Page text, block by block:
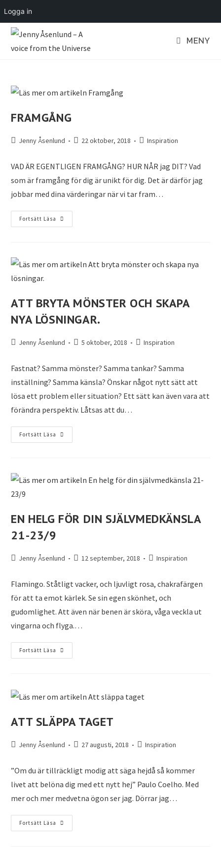
Logga in
MENY
FRAMGÅNG
Jenny Åsenlund 22 oktober, 2018 Inspiration
VAD ÄR EGENTLIGEN FRAMGÅNG? HUR NÅR jag DIT? Vad
som är framgång för dig är unikt för dig. Det är därför jag
jobbar med dina värderingar när vi tar fram…
Fortsätt Läsa
ATT BRYTA MÖNSTER OCH SKAPA
NYA LÖSNINGAR.
Jenny Åsenlund 5 oktober, 2018 Inspiration
Fastnat? Samma mönster? Samma tankar? Samma
inställning? Samma känsla? Önskar något nytt sätt att
lösa ett problem eller situation? Ett sätt kan även vara att
förändra perspektiv. Låtsas att du…
Fortsätt Läsa
EN HELG FÖR DIN SJÄLVMEDKÄNSLA
21-23/9
Jenny Åsenlund 12 september, 2018 Inspiration
Flamingo. Ståtligt vacker, och ljuvligt rosa, chakrafärgen
för att ta emot kärlek. Se sin egen skönhet, och
gudomlighet. Att även när benen är sköra, våga veckla ut
vingarna och flyga.…
Fortsätt Läsa
ATT SLÄPPA TAGET
Jenny Åsenlund 27 augusti, 2018 Inspiration
”Om du är tillräckligt modig att säga hejdå så kommer
livet att belöna dig med ett nytt hej” Paulo Coelho. Med
mer och mer medvetna ögon ser jag. Dörrar jag…
Fortsätt Läsa